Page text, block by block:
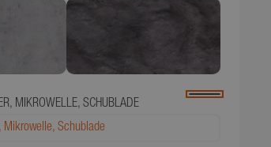
MIKROWELLE, SCHUBLADE
Mikrowelle, Schublade